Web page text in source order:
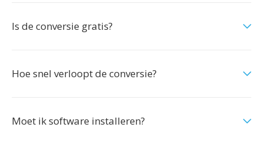
Is de conversie gratis?
Hoe snel verloopt de conversie?
Moet ik software installeren?